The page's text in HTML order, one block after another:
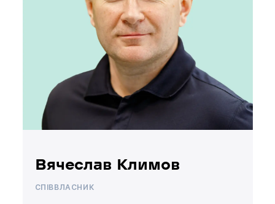
Вячеслав Климов
СПІВВЛАСНИК